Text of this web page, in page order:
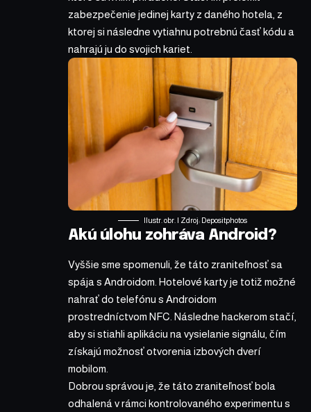
zabezpečenie jedinej karty z daného hotela, z
ktorej si následne vytiahnu potrebnú časť kódu a
nahrajú ju do svojich kariet.
Ilustr. obr. | Zdroj: Depositphotos
Akú úlohu zohráva Android?
Vyššie sme spomenuli, že táto zraniteľnosť sa
spája s Androidom. Hotelové karty je totiž možné
nahrať do telefónu s Androidom
prostredníctvom NFC. Následne hackerom stačí,
aby si stiahli aplikáciu na vysielanie signálu, čím
získajú možnosť otvorenia izbových dverí
mobilom.
Dobrou správou je, že táto zraniteľnosť bola
odhalená v rámci kontrolovaného experimentu s